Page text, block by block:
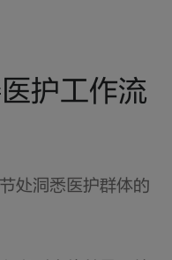
护工作流
处洞悉医护群体的